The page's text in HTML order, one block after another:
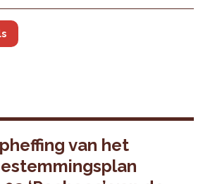
van het